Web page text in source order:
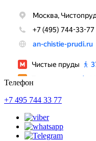
Телефон
+7 495 744 33 77